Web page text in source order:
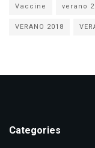
Vaccine
verano
VERANO 2018
Categories